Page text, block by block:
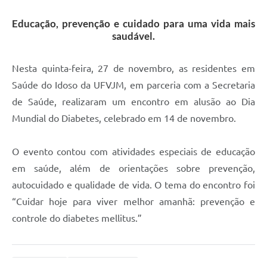
Educação, prevenção e cuidado para uma vida mais
saudável.
Nesta quinta-feira, 27 de novembro, as residentes em
Saúde do Idoso da UFVJM, em parceria com a Secretaria
de Saúde, realizaram um encontro em alusão ao Dia
Mundial do Diabetes, celebrado em 14 de novembro.
O evento contou com atividades especiais de educação
em saúde, além de orientações sobre prevenção,
autocuidado e qualidade de vida. O tema do encontro foi
“Cuidar hoje para viver melhor amanhã: prevenção e
controle do diabetes mellitus.”